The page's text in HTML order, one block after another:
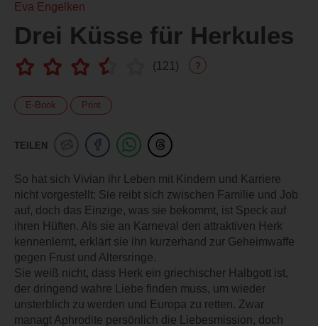
Eva Engelken
Drei Küsse für Herkules
(121 ) ?
E-Book Print
TEILEN
So hat sich Vivian ihr Leben mit Kindern und Karriere
nicht vorgestellt: Sie reibt sich zwischen Familie und Job
auf, doch das Einzige, was sie bekommt, ist Speck auf
ihren Hüften. Als sie an Karneval den attraktiven Herk
kennenlernt, erklärt sie ihn kurzerhand zur Geheimwaffe
gegen Frust und Altersringe.
Sie weiß nicht, dass Herk ein griechischer Halbgott ist,
der dringend wahre Liebe finden muss, um wieder
unsterblich zu werden und Europa zu retten. Zwar
managt Aphrodite persönlich die Liebesmission, doch